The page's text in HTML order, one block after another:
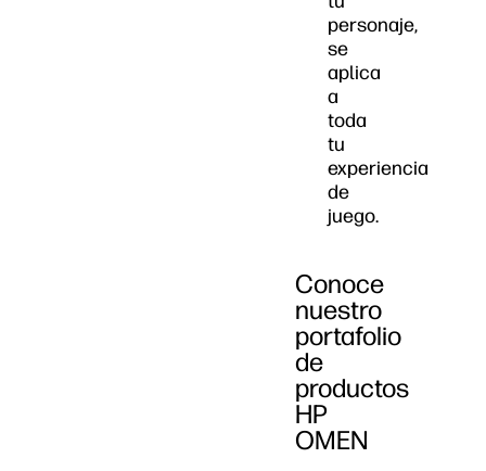
personaje,
se
aplica
a
toda
tu
experiencia
de
juego.
Conoce
nuestro
portafolio
de
productos
HP
OMEN